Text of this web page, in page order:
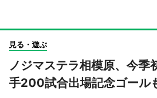
見る・遊ぶ
ノジマステラ相模原、今
手200試合出場記念ゴール